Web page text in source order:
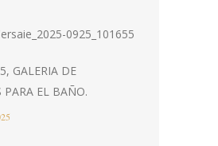
GALERIA DE
PARA EL BAÑO.